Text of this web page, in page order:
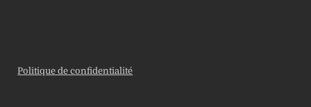
Politique de confidentialité